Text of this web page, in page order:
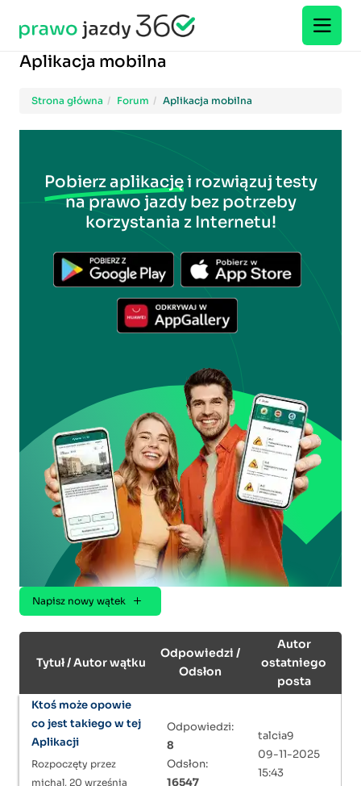
Aplikacja mobilna
Strona główna Forum Aplikacja mobilna
Pobierz aplikacjęi rozwiązuj testy
na prawo jazdy bez potrzeby
korzystania z Internetu!
Napisz nowy wątek
Tytuł / Autor wątku
Odpowiedzi /
Odsłon
Autor
ostatniego
posta
Ktoś może opowie
co jest takiego w tej
Aplikacji
Rozpoczęty przez
michal, 20 września
Odpowiedzi:
8
Odsłon:
16547
talcia9
09-11-2025
15:43